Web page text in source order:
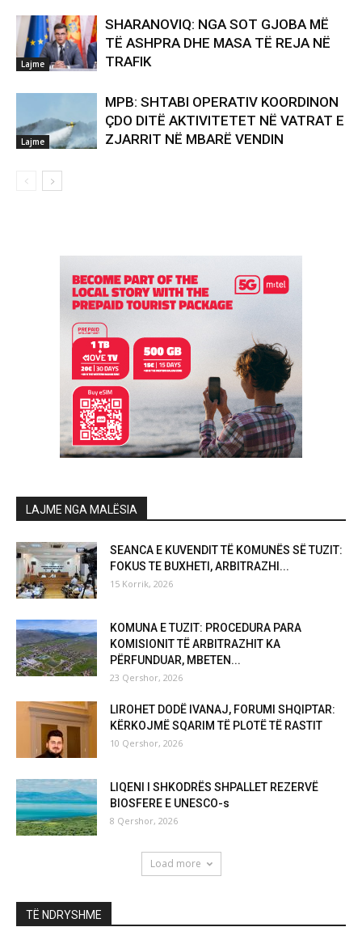
Lajme
SHARANOVIQ: NGA SOT GJOBA MË
TË ASHPRA DHE MASA TË REJA NË
TRAFIK
Lajme
MPB: SHTABI OPERATIV KOORDINON
ÇDO DITË AKTIVITETET NË VATRAT E
ZJARRIT NË MBARË VENDIN
LAJME NGA MALËSIA
SEANCA E KUVENDIT TË KOMUNËS SË TUZIT:
FOKUS TE BUXHETI, ARBITRAZHI...
15 Korrik, 2026
KOMUNA E TUZIT: PROCEDURA PARA
KOMISIONIT TË ARBITRAZHIT KA
PËRFUNDUAR, MBETEN...
23 Qershor, 2026
LIROHET DODË IVANAJ, FORUMI SHQIPTAR:
KËRKOJMË SQARIM TË PLOTË TË RASTIT
10 Qershor, 2026
LIQENI I SHKODRËS SHPALLET REZERVË
BIOSFERE E UNESCO-s
8 Qershor, 2026
Load more
TË NDRYSHME